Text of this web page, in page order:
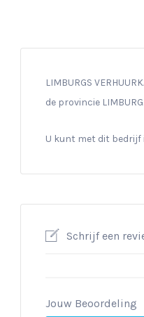
LIMBURGS
de provincie LIMBURG.
U kunt met dit bedrijf
Schrijf een
Jouw Beoordeling